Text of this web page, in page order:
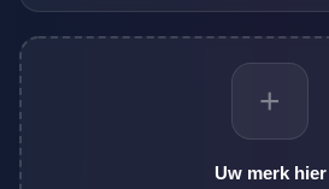
+
Uw merk hier